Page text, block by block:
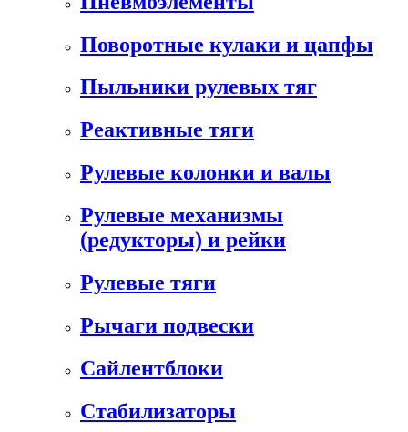
Поворотные кулаки и цапфы
Пыльники рулевых тяг
Реактивные тяги
Рулевые колонки и валы
Рулевые механизмы
(редукторы) и рейки
Рулевые тяги
Рычаги подвески
Сайлентблоки
Стабилизаторы